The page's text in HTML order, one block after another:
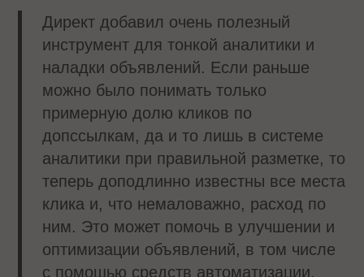
Директ добавил очень полезный
инструмент для тонкой аналитики и
наладки объявлений. Если раньше
можно было понимать только
примерную долю кликов по
допссылкам, да и то лишь в системе
аналитики при правильной разметке, то
теперь доподлинно известны все места
клика и, что немаловажно, расход по
ним. Это может помочь в улучшении и
оптимизации объявлений, в том числе
с помощью средств автоматизации.